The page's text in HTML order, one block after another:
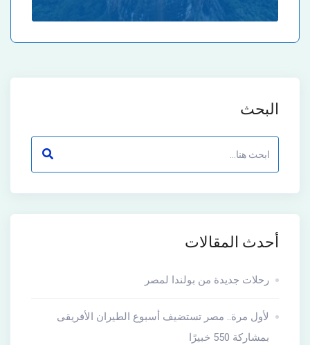
البحث
أحدث المقالات
رحلات جديدة من بولندا لمصر
لأول مرة.. مصر تستضيف أسبوع الطيران الأفريقى
بمشاركة 550 خبيرًا